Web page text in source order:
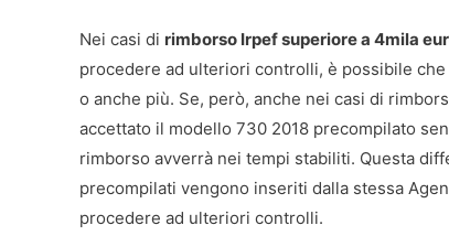
Nei casi di rimborso Irpef superiore a 4mila
procedere ad ulteriori controlli, è possibile
o anche più. Se, però, anche nei casi di
accettato il modello 730 2018 precompilato
rimborso avverrà nei tempi stabiliti. Questa
precompilati vengono inseriti dalla stessa
procedere ad ulteriori controlli.